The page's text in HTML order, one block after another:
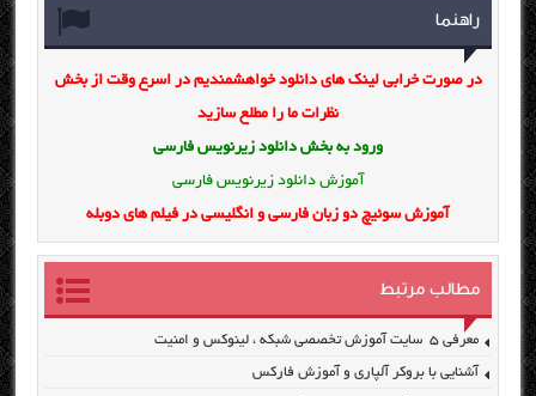
راهنما
در صورت خرابی لینک های دانلود خواهشمندیم در اسرع وقت از بخش
نظرات ما را مطلع سازید
ورود به بخش دانلود زیرنویس فارسی
آموزش دانلود زیرنویس فارسی
آموزش سوئیچ دو زبان فارسی و انگلیسی در فیلم های دوبله
مطالب مرتبط
معرفی ۵ سایت آموزش تخصصی شبکه ، لینوکس و امنیت
آشنایی با بروکر آلپاری و آموزش فارکس